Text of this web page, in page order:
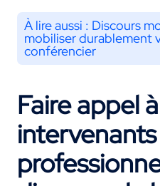
À lire aussi : Discours
mobiliser durablement
conférencier
Faire appel
intervenants